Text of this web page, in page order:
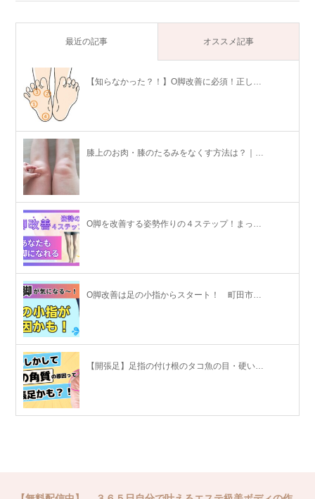
最近の記事 オススメ記事
【知らなかった？！】O脚改善に必須！正し…
膝上のお肉・膝のたるみをなくす方法は？｜…
O脚を改善する姿勢作りの４ステップ！まっ…
O脚改善は足の小指からスタート！ 町田市…
【開張足】足指の付け根のタコ魚の目・硬い…